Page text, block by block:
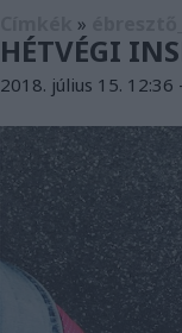
»
HÉTVÉGI
2018. július 15. 12:36